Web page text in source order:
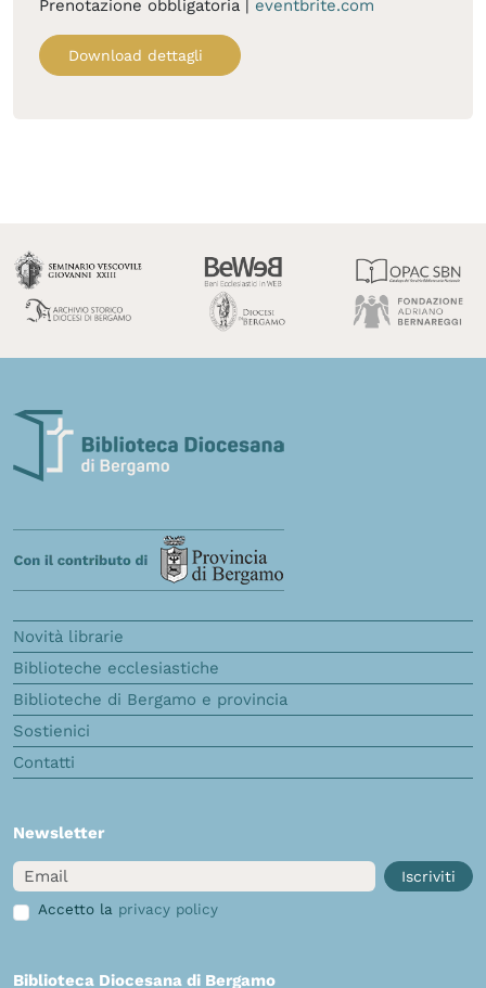
Prenotazione obbligatoria | eventbrite.com
Download dettagli
Novità librarie
Biblioteche ecclesiastiche
Biblioteche di Bergamo e provincia
Sostienici
Contatti
Newsletter
Email
Iscriviti
Accetto la privacy policy
Biblioteca Diocesana di Bergamo